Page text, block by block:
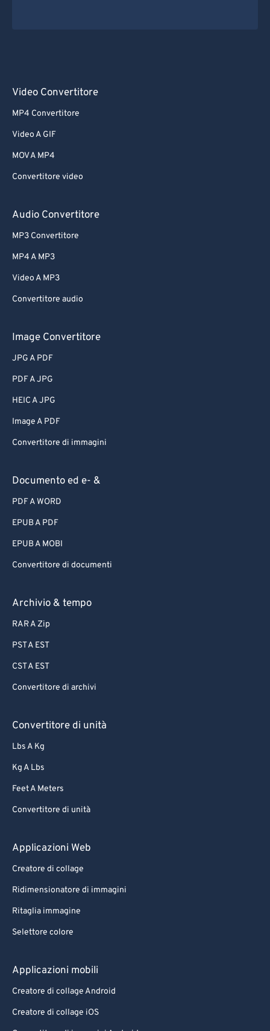
Video Convertitore
MP4 Convertitore
Video A GIF
MOV A MP4
Convertitore video
Audio Convertitore
MP3 Convertitore
MP4 A MP3
Video A MP3
Convertitore audio
Image Convertitore
JPG A PDF
PDF A JPG
HEIC A JPG
Image A PDF
Convertitore di immagini
Documento ed e- &
PDF A WORD
EPUB A PDF
EPUB A MOBI
Convertitore di documenti
Archivio & tempo
RAR A Zip
PST A EST
CST A EST
Convertitore di archivi
Convertitore di unità
Lbs A Kg
Kg A Lbs
Feet A Meters
Convertitore di unità
Applicazioni Web
Creatore di collage
Ridimensionatore di immagini
Ritaglia immagine
Selettore colore
Applicazioni mobili
Creatore di collage Android
Creatore di collage iOS